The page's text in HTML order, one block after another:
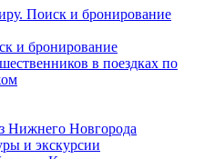
Поиск и бронирование
и бронирование
в поездках по
Нижнего Новгорода
и экскурсии